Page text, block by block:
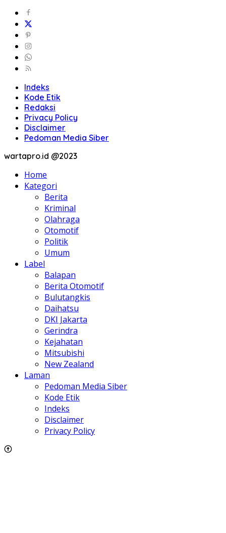
Indeks
Kode Etik
Redaksi
Privacy Policy
Disclaimer
Pedoman Media Siber
wartapro.id @2023
Home
Kategori
Berita
Kriminal
Olahraga
Otomotif
Politik
Umum
Label
Balapan
Berita Otomotif
Bulutangkis
Daihatsu
DKI Jakarta
Gerindra
Kejahatan
Mitsubishi
New Zealand
Laman
Pedoman Media Siber
Kode Etik
Indeks
Disclaimer
Privacy Policy